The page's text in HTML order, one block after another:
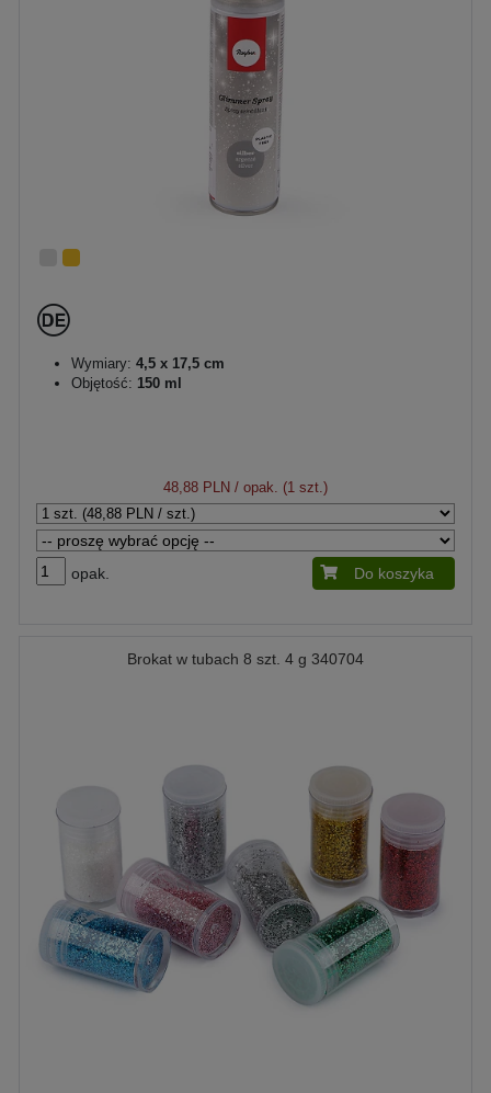
Wymiary: 4,5 x 17,5 cm
Objętość: 150 ml
48,88 PLN / opak. (1 szt.)
opak. Do koszyka
Brokat w tubach 8 szt. 4 g 340704